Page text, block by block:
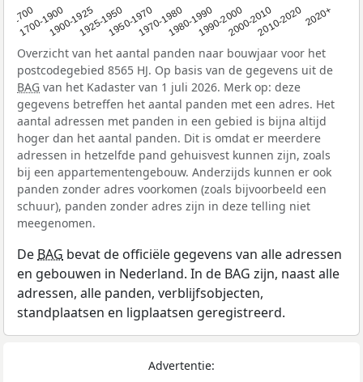
<1700
1700-19001900-19251925-19501950-19701970-19801980-19901990-20002000-20102010-20202020+
Overzicht van het aantal panden naar bouwjaar voor het
postcodegebied 8565 HJ. Op basis van de gegevens uit de
BAG van het Kadaster van 1 juli 2026. Merk op: deze
gegevens betreffen het aantal panden met een adres. Het
aantal adressen met panden in een gebied is bijna altijd
hoger dan het aantal panden. Dit is omdat er meerdere
adressen in hetzelfde pand gehuisvest kunnen zijn, zoals
bij een appartementengebouw. Anderzijds kunnen er ook
panden zonder adres voorkomen (zoals bijvoorbeeld een
schuur), panden zonder adres zijn in deze telling niet
meegenomen.
De BAG bevat de officiële gegevens van alle adressen
en gebouwen in Nederland. In de BAG zijn, naast alle
adressen, alle panden, verblijfsobjecten,
standplaatsen en ligplaatsen geregistreerd.
Advertentie: